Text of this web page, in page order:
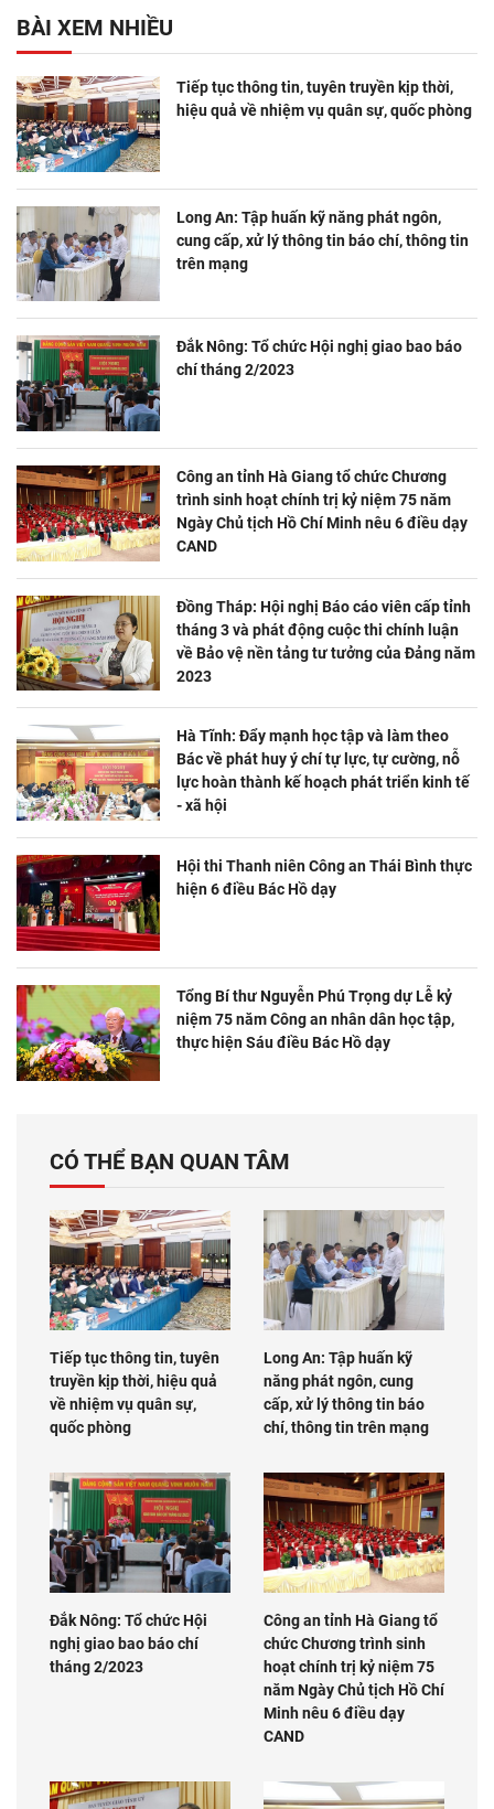
BÀI XEM NHIỀU
Tiếp tục thông tin, tuyên truyền kịp thời,
hiệu quả về nhiệm vụ quân sự, quốc phòng
Long An: Tập huấn kỹ năng phát ngôn,
cung cấp, xử lý thông tin báo chí, thông tin
trên mạng
Đắk Nông: Tổ chức Hội nghị giao bao báo
chí tháng 2/2023
Công an tỉnh Hà Giang tổ chức Chương
trình sinh hoạt chính trị kỷ niệm 75 năm
Ngày Chủ tịch Hồ Chí Minh nêu 6 điều dạy
CAND
Đồng Tháp: Hội nghị Báo cáo viên cấp tỉnh
tháng 3 và phát động cuộc thi chính luận
về Bảo vệ nền tảng tư tưởng của Đảng năm
2023
Hà Tĩnh: Đẩy mạnh học tập và làm theo
Bác về phát huy ý chí tự lực, tự cường, nỗ
lực hoàn thành kế hoạch phát triển kinh tế
- xã hội
Hội thi Thanh niên Công an Thái Bình thực
hiện 6 điều Bác Hồ dạy
Tổng Bí thư Nguyễn Phú Trọng dự Lễ kỷ
niệm 75 năm Công an nhân dân học tập,
thực hiện Sáu điều Bác Hồ dạy
CÓ THỂ BẠN QUAN TÂM
Tiếp tục thông tin, tuyên
truyền kịp thời, hiệu quả
về nhiệm vụ quân sự,
quốc phòng
Long An: Tập huấn kỹ
năng phát ngôn, cung
cấp, xử lý thông tin báo
chí, thông tin trên mạng
Đắk Nông: Tổ chức Hội
nghị giao bao báo chí
tháng 2/2023
Công an tỉnh Hà Giang tổ
chức Chương trình sinh
hoạt chính trị kỷ niệm 75
năm Ngày Chủ tịch Hồ Chí
Minh nêu 6 điều dạy
CAND